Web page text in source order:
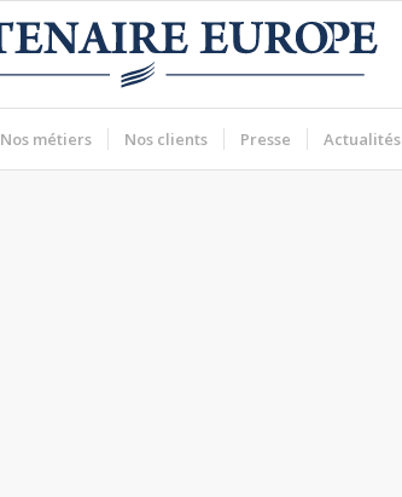
Nos métiers Nos clients Presse Actualités